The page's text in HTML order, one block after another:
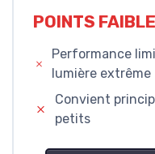
POINTS
Performance
lumière extrême
Convient
petits